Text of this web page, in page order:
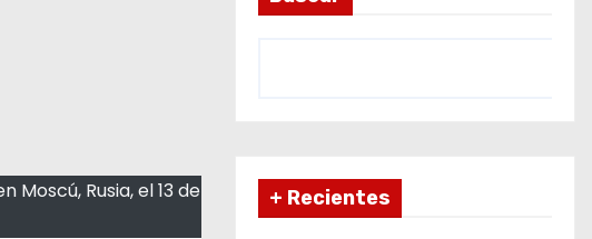
Rusia, el 13 de
+ Recientes